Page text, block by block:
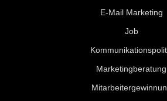
E-Mail Marketing
Job
Marketingberatung